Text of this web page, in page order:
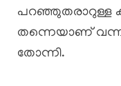
പറഞ്ഞുതരാറുള്ള
തന്നെയാണ്
തോന്നി.